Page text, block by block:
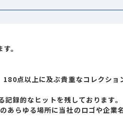
。
点以上に及ぶ貴重なコレクショ
録的なヒットを残しております。
あらゆる場所に当社のロゴや企業